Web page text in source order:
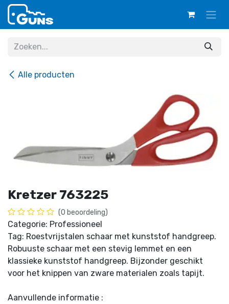
Overslaan naar inhoud
Alle producten
Kretzer 763225
(0 beoordeling)
Categorie: Professioneel
Tag: Roestvrijstalen schaar met kunststof handgreep.
Robuuste schaar met een stevig lemmet en een
klassieke kunststof handgreep. Bijzonder geschikt
voor het knippen van zware materialen zoals tapijt.
Aanvullende informatie :